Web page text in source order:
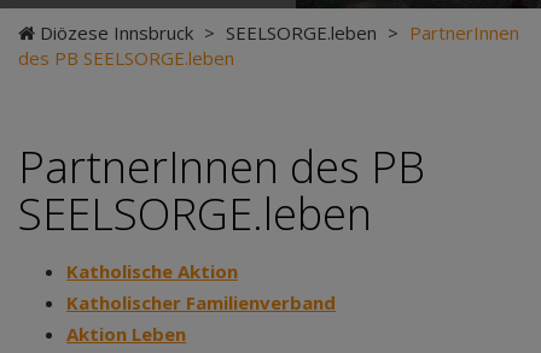
Diözese Innsbruck > SEELSORGE.leben > PartnerInnen
des PB SEELSORGE.leben
PartnerInnen des PB
SEELSORGE.leben
Katholische Aktion
Katholischer Familienverband
Aktion Leben